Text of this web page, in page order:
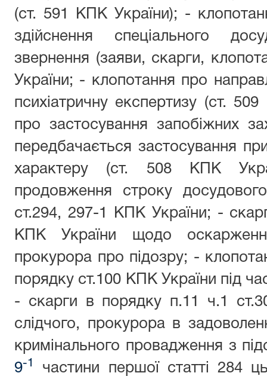
(ст. 591 КПК України); -
здійснення спеціального
звернення (заяви, скарги,
України; - клопотання про
психіатричну експертизу (ст.
про застосування запобіжних
передбачається застосування
характеру (ст. 508 КПК
продовження строку
ст.294, 297-1 КПК України; -
КПК України щодо
прокурора про підозру; -
порядку ст.100 КПК України під
- скарги в порядку п.11 ч.1
слідчого, прокурора в
кримінального провадження з
9-1
частини першої статті 284